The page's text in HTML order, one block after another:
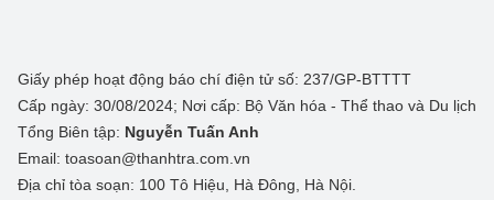
Giấy phép hoạt động báo chí điện tử số: 237/GP-BTTTT
Cấp ngày: 30/08/2024; Nơi cấp: Bộ Văn hóa - Thể thao và Du lịch
Tổng Biên tập: Nguyễn Tuấn Anh
Email: toasoan@thanhtra.com.vn
Địa chỉ tòa soạn: 100 Tô Hiệu, Hà Đông, Hà Nội.